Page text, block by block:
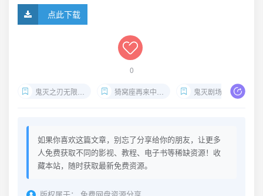
点此下载
0
鬼灭之刃无限城篇4K下载 猗窝座再来中文字幕 鬼灭剧场版2025免费观看
如果你喜欢这篇文章，别忘了分享给你的朋友，让更多
人免费获取不同的影视、教程、电子书等稀缺资源！收
藏本站，随时获取最新免费资源。